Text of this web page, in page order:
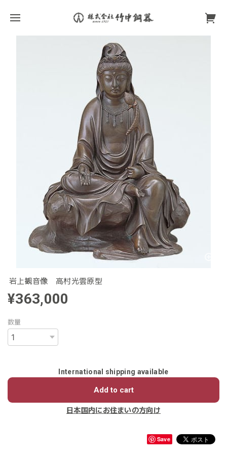
岩上観音像 高村光雲原型
¥363,000
数量
International shipping available
Add to cart
日本国内にお住まいの方向け
Save